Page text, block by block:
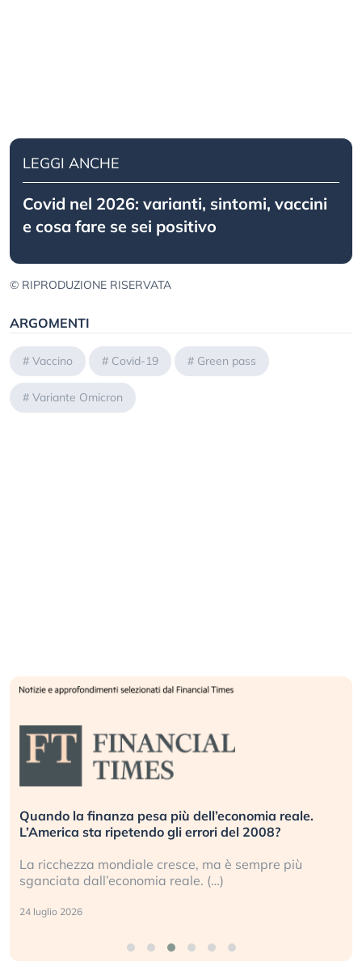
LEGGI ANCHE
Covid nel 2026: varianti, sintomi, vaccini
e cosa fare se sei positivo
© RIPRODUZIONE RISERVATA
ARGOMENTI
# Vaccino # Covid-19 # Green pass
# Variante Omicron
Quando la finanza pesa più dell’economia reale.
L’America sta ripetendo gli errori del 2008?
La ricchezza mondiale cresce, ma è sempre più
sganciata dall’economia reale. (…)
24 luglio 2026